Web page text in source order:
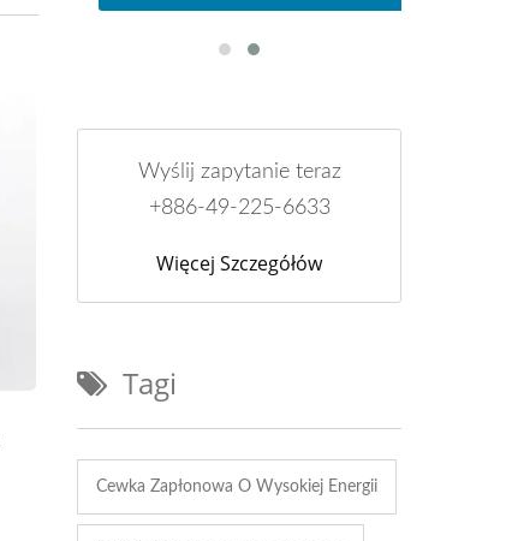
Wyślij zapytanie teraz
+886-49-225-6633
Więcej Szczegółów
Tagi
Cewka Zapłonowa O Wysokiej Energii